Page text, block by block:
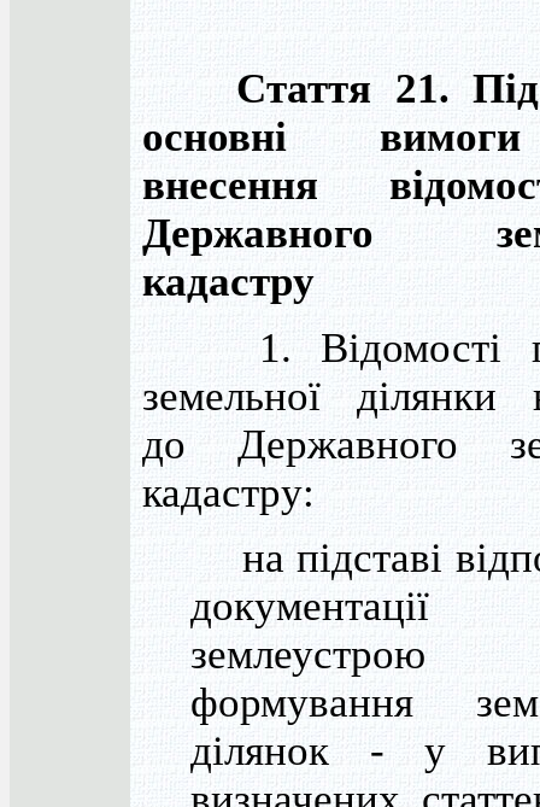
Стаття 21.
основні
внесення
Державного
кадастру
1. Відомості
земельної ділянки
до Державного
кадастру:
на підставі
землеустрою
формування
ділянок - у